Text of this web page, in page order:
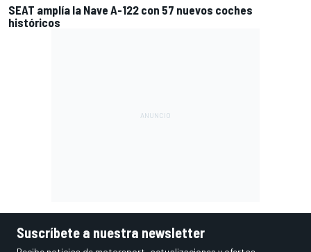
SEAT amplía la Nave A-122 con 57 nuevos coches
históricos
Suscríbete a nuestra newsletter